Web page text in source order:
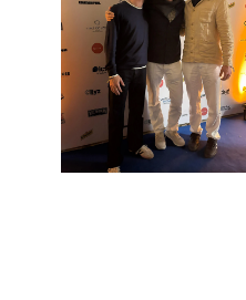
Costumi da bagno
Costumi Interi
Rashguard
Bikini
Neonato